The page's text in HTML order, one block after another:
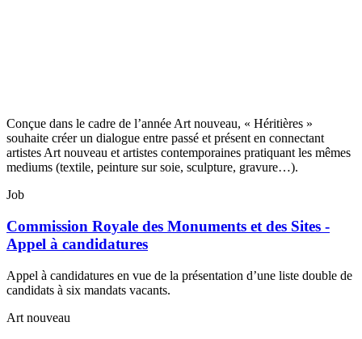
Conçue dans le cadre de l’année Art nouveau, « Héritières »
souhaite créer un dialogue entre passé et présent en connectant
artistes Art nouveau et artistes contemporaines pratiquant les mêmes
mediums (textile, peinture sur soie, sculpture, gravure…).
Job
Commission Royale des Monuments et des Sites -
Appel à candidatures
Appel à candidatures en vue de la présentation d’une liste double de
candidats à six mandats vacants.
Art nouveau